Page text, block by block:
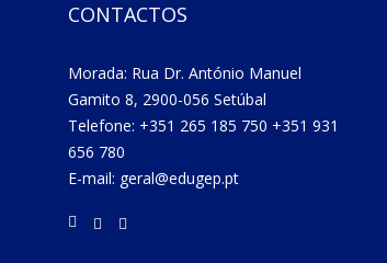
CONTACTOS
Morada: Rua Dr. António Manuel
Gamito 8, 2900-056 Setúbal
Telefone: +351 265 185 750 +351 931
656 780
E-mail: geral@edugep.pt